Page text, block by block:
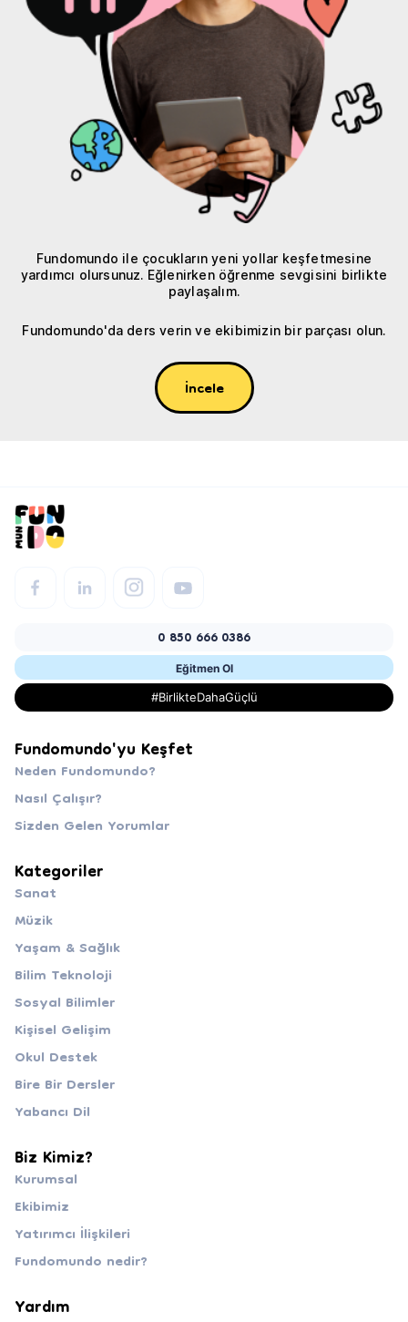
Fundomundo ile çocukların yeni yollar keşfetmesine
yardımcı olursunuz. Eğlenirken öğrenme sevgisini birlikte
paylaşalım.
Fundomundo'da ders verin ve ekibimizin bir parçası olun.
İncele
0 850 666 0386
Eğitmen Ol
#BirlikteDahaGüçlü
Fundomundo'yu Keşfet
Neden Fundomundo?
Nasıl Çalışır?
Sizden Gelen Yorumlar
Kategoriler
Sanat
Müzik
Yaşam & Sağlık
Bilim Teknoloji
Sosyal Bilimler
Kişisel Gelişim
Okul Destek
Bire Bir Dersler
Yabancı Dil
Biz Kimiz?
Kurumsal
Ekibimiz
Yatırımcı İlişkileri
Fundomundo nedir?
Yardım